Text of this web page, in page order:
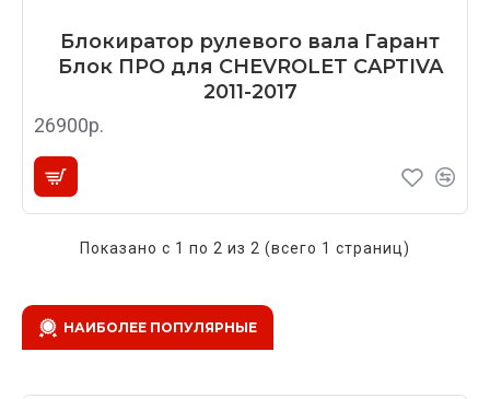
Блокиратор рулевого вала Гарант
Блок ПРО для CHEVROLET CAPTIVA
2011-2017
26900р.
Показано с 1 по 2 из 2 (всего 1 страниц)
НАИБОЛЕЕ ПОПУЛЯРНЫЕ